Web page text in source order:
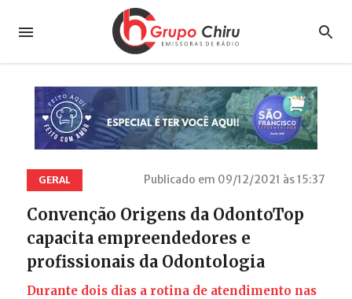
GERAL Publicado em 09/12/2021 às 15:37
Convenção Origens da OdontoTop
capacita empreendedores e
profissionais da Odontologia
Durante dois dias a rotina de atendimento nas